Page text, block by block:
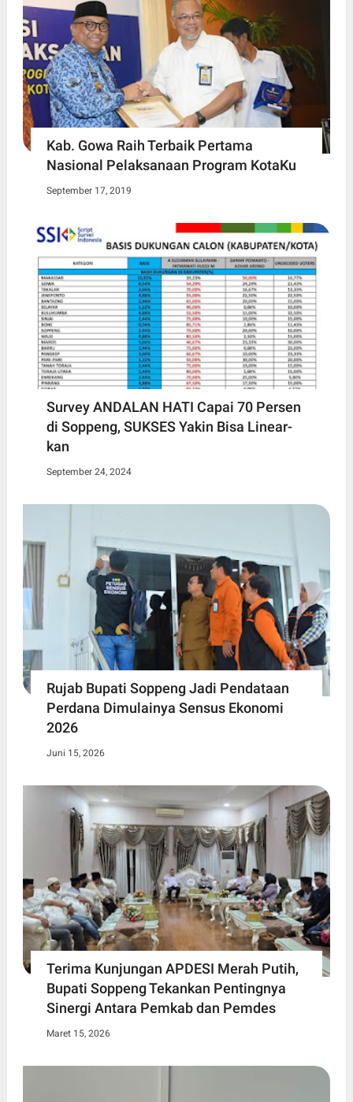
Kab. Gowa Raih Terbaik Pertama
Nasional Pelaksanaan Program KotaKu
September 17, 2019
Survey ANDALAN HATI Capai 70 Persen
di Soppeng, SUKSES Yakin Bisa Linear-
kan
September 24, 2024
Rujab Bupati Soppeng Jadi Pendataan
Perdana Dimulainya Sensus Ekonomi
2026
Juni 15, 2026
Terima Kunjungan APDESI Merah Putih,
Bupati Soppeng Tekankan Pentingnya
Sinergi Antara Pemkab dan Pemdes
Maret 15, 2026